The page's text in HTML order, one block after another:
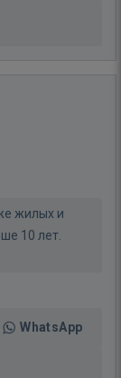
жилых и
10 лет.
WhatsApp